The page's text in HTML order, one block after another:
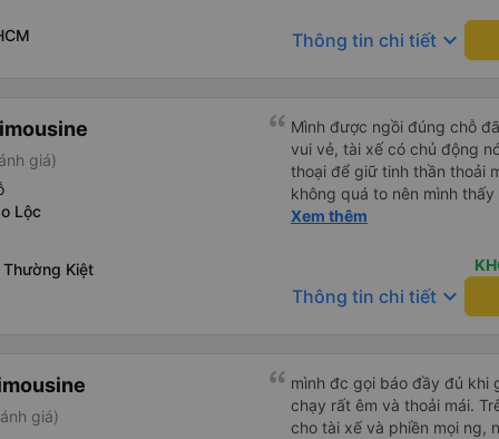
hẹn. Vì bạn đang ở trên xe
họ, dù tài xế hoặc người
động, tài xế đưa đón cũng
chỉ nên chỉ cần hiển thị địa
sự đánh giá cao mọi thứ.
chỉ cần đặt xe khách ở đây.
được một chút tiếng Anh.
bắt xe buýt. Tôi chỉ đợi ở
tâm. Chỉ vài phút sau, tôi
Viên chức mang vé đến và
thân thiện. Tài xế xe buýt
tôi hỏi mọi người, tôi có thể
Họ có dịch vụ đưa đón nên
cho xem địa chỉ khách sạn,
Thông tin chi tiết keyboard_arrow_down
giá)
Lộc
Kiệt
Mình được ngồi đúng chỗ
vui vẻ, tài xế có chủ động
thoại để giữ tinh thần thoải
không quá to nên mình
tập trung như vào đường
và phí mình tự trả. Không
cũng vài chục nên mình ngại hỏi. Xe khá sạch,
không mùi nhiều.
Xem thêm
Thông tin chi tiết keyboard_arrow_down
giá)
mình đc gọi báo đầy đủ khi
chạy rất êm và thoải mái.
cho tài xế và phiền mọi ng,